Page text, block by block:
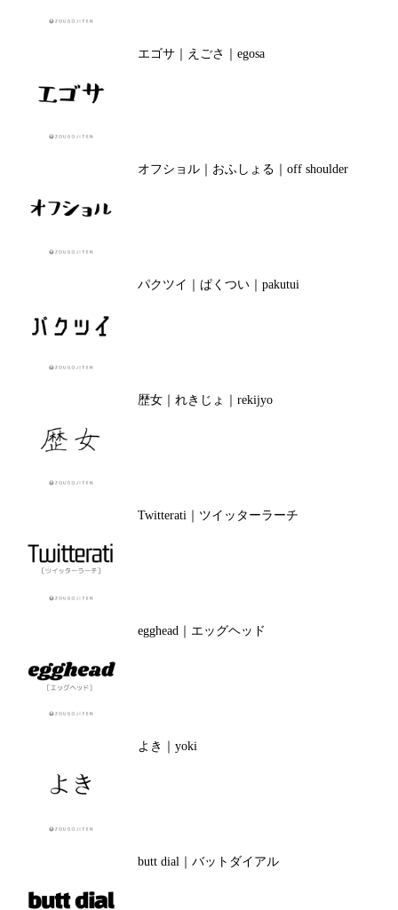
エゴサ｜えごさ｜egosa
オフショル｜おふしょる｜off shoulder
パクツイ｜ぱくつい｜pakutui
歴女｜れきじょ｜rekijyo
Twitterati｜ツイッターラーチ
egghead｜エッグヘッド
よき｜yoki
butt dial｜バットダイアル